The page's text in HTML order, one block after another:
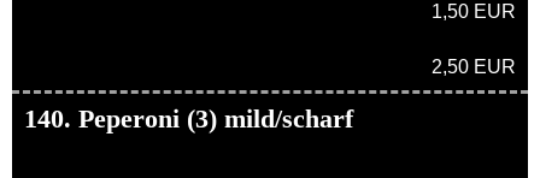
1,50 EUR
2,50 EUR
140. Peperoni (3) mild/scharf